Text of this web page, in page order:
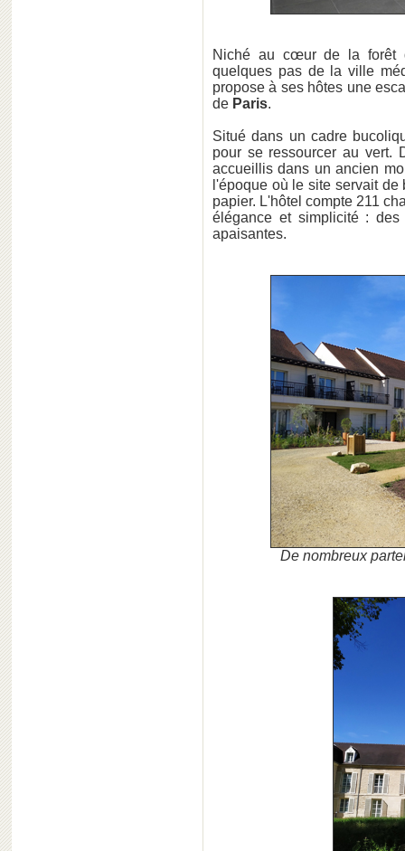
Niché au cœur de la forêt
quelques pas de la ville
propose à ses hôtes une
de Paris.
Situé dans un cadre
pour se ressourcer au vert.
accueillis dans un ancien
l'époque où le site servait
papier. L'hôtel compte 211
élégance et simplicité : des
apaisantes.
De nombreux